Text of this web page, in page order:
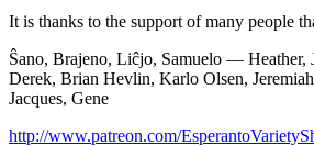
It is thanks to the support of many people
Ŝano, Brajeno, Liĉjo, Samuelo — Heather,
Derek, Brian Hevlin, Karlo Olsen,
Jacques, Gene
http://www.patreon.com/